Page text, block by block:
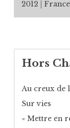
2012 France
Hors
Au creux de
Sur vies
« Mettre en